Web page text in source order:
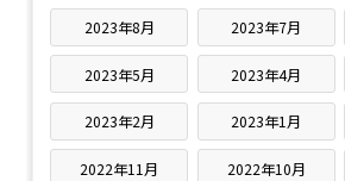
2023年8月 2023年7月
2023年5月 2023年4月
2023年2月 2023年1月
2022年11月 2022年10月